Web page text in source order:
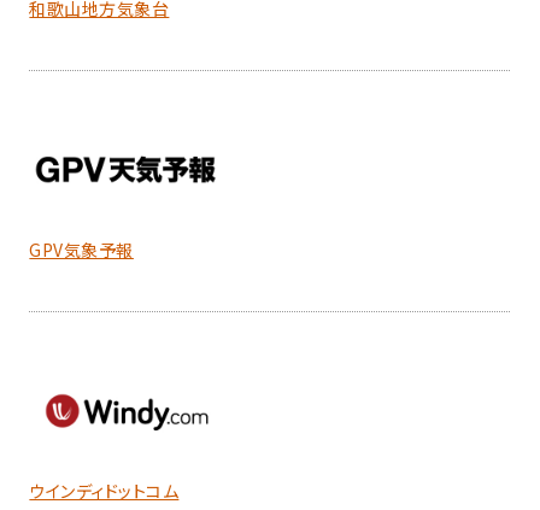
和歌山地方気象台
GPV気象予報
ウインディドットコム